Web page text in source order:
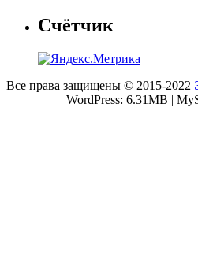
Счётчик
Все права защищены © 2015-2022
WordPress: 6.31MB |